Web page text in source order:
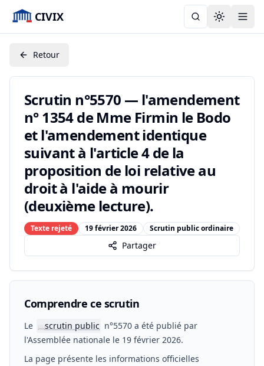
CIVIX Toggle
Retour
Scrutin n°5570 — l'amendement
n° 1354 de Mme Firmin le Bodo
et l'amendement identique
suivant à l'article 4 de la
proposition de loi relative au
droit à l'aide à mourir
(deuxième lecture).
Texte rejeté 19 février 2026 Scrutin public ordinaire
Partager
Comprendre ce scrutin
Le 📖scrutin public n°5570 a été publié par
l'Assemblée nationale le 19 février 2026.
La page présente les informations officielles